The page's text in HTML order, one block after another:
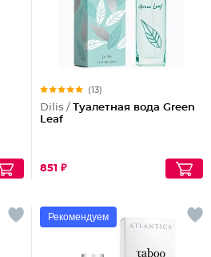
(13)
Dilis / Туалетная вода Green
Leaf
851 ₽
Рекомендуем